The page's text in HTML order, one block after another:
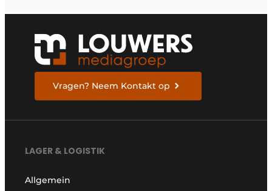
Vragen? Neem Kontakt op
LAGER & LOGISTIK
Allgemein